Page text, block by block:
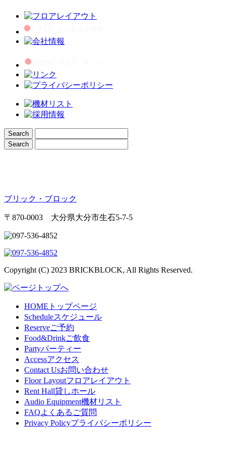
ブリック・ブロック
〒870-0003 大分県大分市生石5-7-5
Copyright (C) 2023 BRICKBLOCK, All Rights Reserved.
HOME トップページ
Scheduleスケジュール
Reserveご予約
Food&Drinkご飲食
Partyパーティー
Accessアクセス
Contact Usお問い合わせ
Floor Layoutフロアレイアウト
Rent Hall貸しホール
Audio Equipment機材リスト
FAQよくあるご質問
Privacy Policyプライバシーポリシー